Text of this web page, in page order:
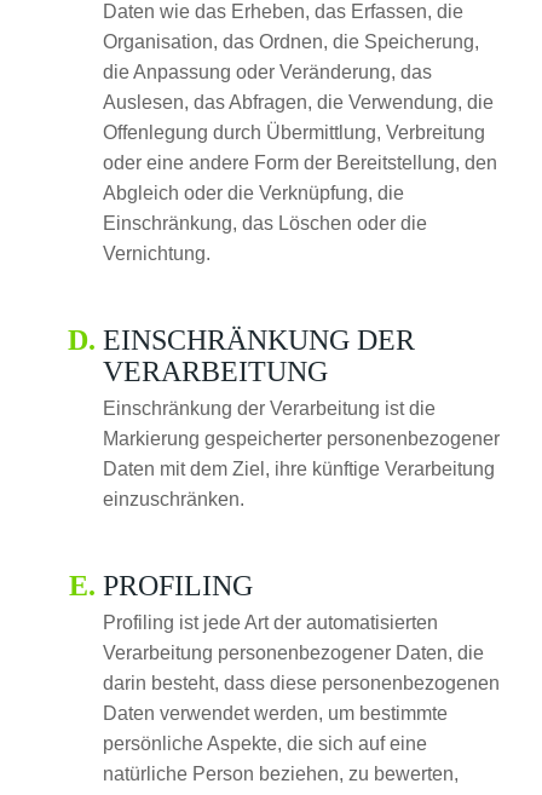
Daten wie das Erheben, das Erfassen, die
Organisation, das Ordnen, die Speicherung,
die Anpassung oder Veränderung, das
Auslesen, das Abfragen, die Verwendung, die
Offenlegung durch Übermittlung, Verbreitung
oder eine andere Form der Bereitstellung, den
Abgleich oder die Verknüpfung, die
Einschränkung, das Löschen oder die
Vernichtung.
EINSCHRÄNKUNG DER
VERARBEITUNG
Einschränkung der Verarbeitung ist die
Markierung gespeicherter personenbezogener
Daten mit dem Ziel, ihre künftige Verarbeitung
einzuschränken.
PROFILING
Profiling ist jede Art der automatisierten
Verarbeitung personenbezogener Daten, die
darin besteht, dass diese personenbezogenen
Daten verwendet werden, um bestimmte
persönliche Aspekte, die sich auf eine
natürliche Person beziehen, zu bewerten,